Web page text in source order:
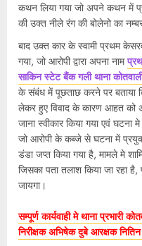
कथन लिया गया जो अपने कथन में
की उक्त नीले रंग की बोलेनो का
बाद उक्त कार के स्वामी प्रथम
गया, जो आरोपी द्वारा अपना नाम
साकिन स्टेट बैंक गली थाना
के संबंध में पूछताछ करने पर बताया
लेकर हुए विवाद के कारण आहत को
जाना स्वीकार किया गया एवं
जो आरोपी के कब्जे से घटना में
डंडा जप्त किया गया है, मामले मे
जिसका पता तलाश किया जा रहा है,
जायगा।
सम्पूर्ण कार्यवाही मे थाना प्रभारी
निरीक्षक अभिषेक दुबे आरक्षक